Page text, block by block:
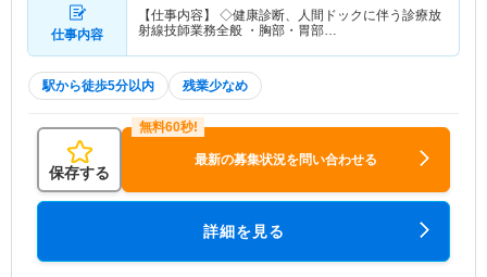
仕事内容
【仕事内容】 ◇健康診断、人間ドックに伴う診療放
射線技師業務全般 ・胸部・胃部…
駅から徒歩5分以内 残業少なめ
保存する
最新の募集状況を問い合わせる
詳細を見る